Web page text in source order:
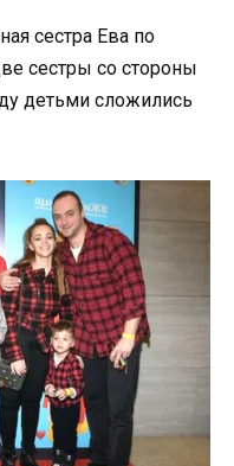
сестра Ева по
сестры со стороны
детьми сложились